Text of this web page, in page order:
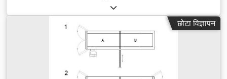
छोटा विज्ञापन